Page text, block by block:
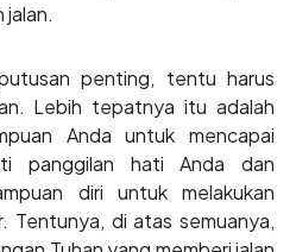
jalan.
penting, tentu harus
Lebih tepatnya itu adalah
Anda untuk mencapai
panggilan hati Anda dan
diri untuk melakukan
Tentunya, di atas semuanya,